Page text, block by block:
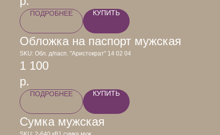
ПОДРОБНЕЕ КУПИТЬ
Обложка на паспорт мужская
SKU: Обл. д/пасп. "Аристократ" 14 02 04
1 100
р.
ПОДРОБНЕЕ КУПИТЬ
Сумка мужская